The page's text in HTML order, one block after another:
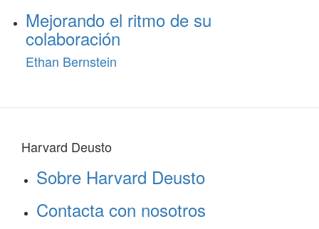
Mejorando el ritmo de su
colaboración
Ethan Bernstein
Harvard Deusto
Sobre Harvard Deusto
Contacta con nosotros